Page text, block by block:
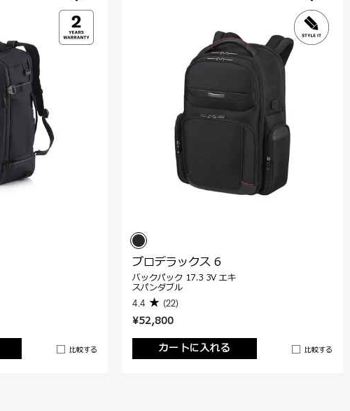
比較する
¥52,800
カートに入れる
比較する
プロデラックス 6
バックパック 17.3 3V エキ
スパンダブル
4.4 (22)